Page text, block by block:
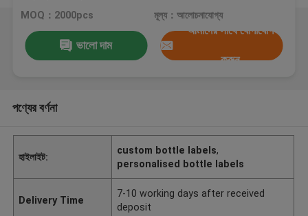
MOQ：2000pcs মূল্য：আলোচনাযোগ্য
ভালো দাম
আমাদের সাথে যোগাযোগ
করুন
পণ্যের বর্ণনা
হাইলাইট:
custom bottle labels,
personalised bottle labels
Delivery Time
7-10 working days after received
deposit